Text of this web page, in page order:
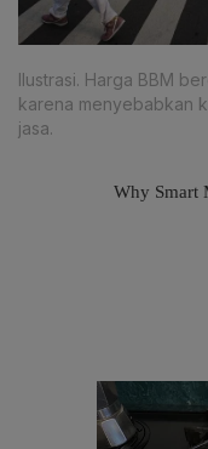
Ilustrasi. Harga BBM
karena menyebabkan
jasa.